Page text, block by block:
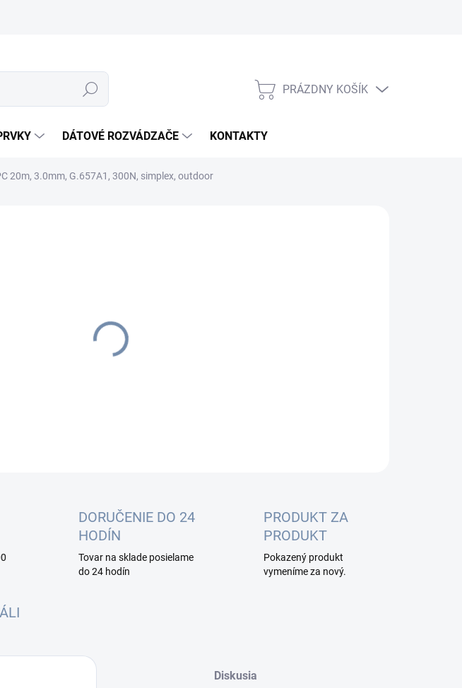
Hľadať
NÁKUPNÝ
PRÁZDNY KOŠÍK
DÁTOVÉ ROZVÁDZAČE KONTAKTY
20m, 3.0mm, G.657A1, 300N, simplex, outdoor
DORUČENIE DO 24
HODÍN
Tovar na sklade posielame
do 24 hodín
PRODUKT ZA
PRODUKT
Pokazený produkt
vymeníme za nový.
Diskusia